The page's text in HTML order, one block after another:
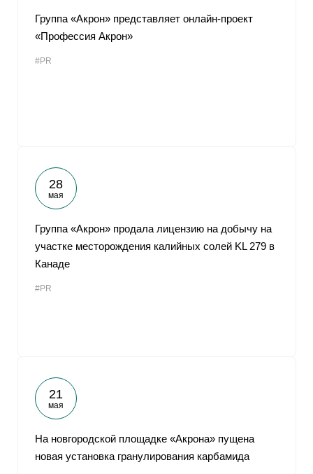
Группа «Акрон» представляет онлайн-проект
«Профессия Акрон»
#PR
28
мая
Группа «Акрон» продала лицензию на добычу на
участке месторождения калийных солей KL 279 в
Канаде
#PR
21
мая
На новгородской площадке «Акрона» пущена
новая установка гранулирования карбамида